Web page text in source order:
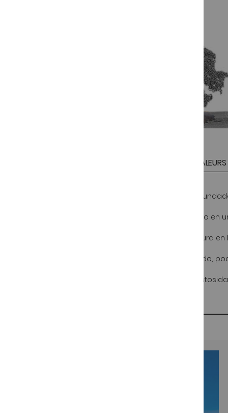
Envuelto en papel antigraso y
Jamón de cebo iberico presentado en
El jamón pasa del rosa al rojo púrpura
Jamón ibérico de sabor delicado,
Homogénea, poco fibrosa y sin